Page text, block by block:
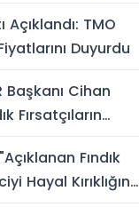
Açıklandı: TMO
Duyurdu
Başkanı Cihan
Fırsatçıların
Fındık
Hayal Kırıklığına